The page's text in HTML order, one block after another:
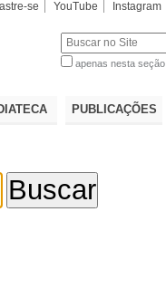
se YouTube Instagram
apenas nesta seção
PUBLICAÇÕES